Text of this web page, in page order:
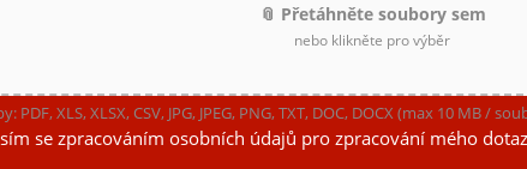
📎 Přetáhněte soubory sem
nebo klikněte pro výběr
PDF, XLS, XLSX, CSV, JPG, JPEG, PNG, TXT, DOC, DOCX (max 10 MB /
se zpracováním osobních údajů pro zpracování mého